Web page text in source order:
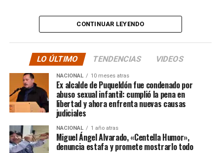
tele y donde sea para
hacer justicia.”
quienes lo han acompañado desde que compartió lo
ocurrido:
“Gracias a todos por el
apoyo!!!!”
CONTINUAR LEYENDO
LO ÚLTIMO TENDENCIAS VIDEOS
NACIONAL 10 meses atras
Ex alcalde de Puqueldón fue condenado por
abuso sexual infantil: cumplió la pena en
libertad y ahora enfrenta nuevas causas
judiciales
NACIONAL 1 año atras
Miguel Ángel Alvarado, «Centella Humor»,
denuncia estafa y promete mostrarlo todo